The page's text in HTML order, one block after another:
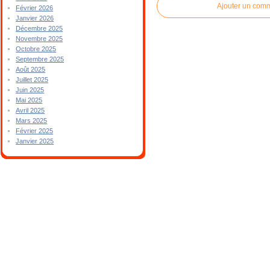
Février 2026
Janvier 2026
Décembre 2025
Novembre 2025
Octobre 2025
Septembre 2025
Août 2025
Juillet 2025
Juin 2025
Mai 2025
Avril 2025
Mars 2025
Février 2025
Janvier 2025
Ajouter un